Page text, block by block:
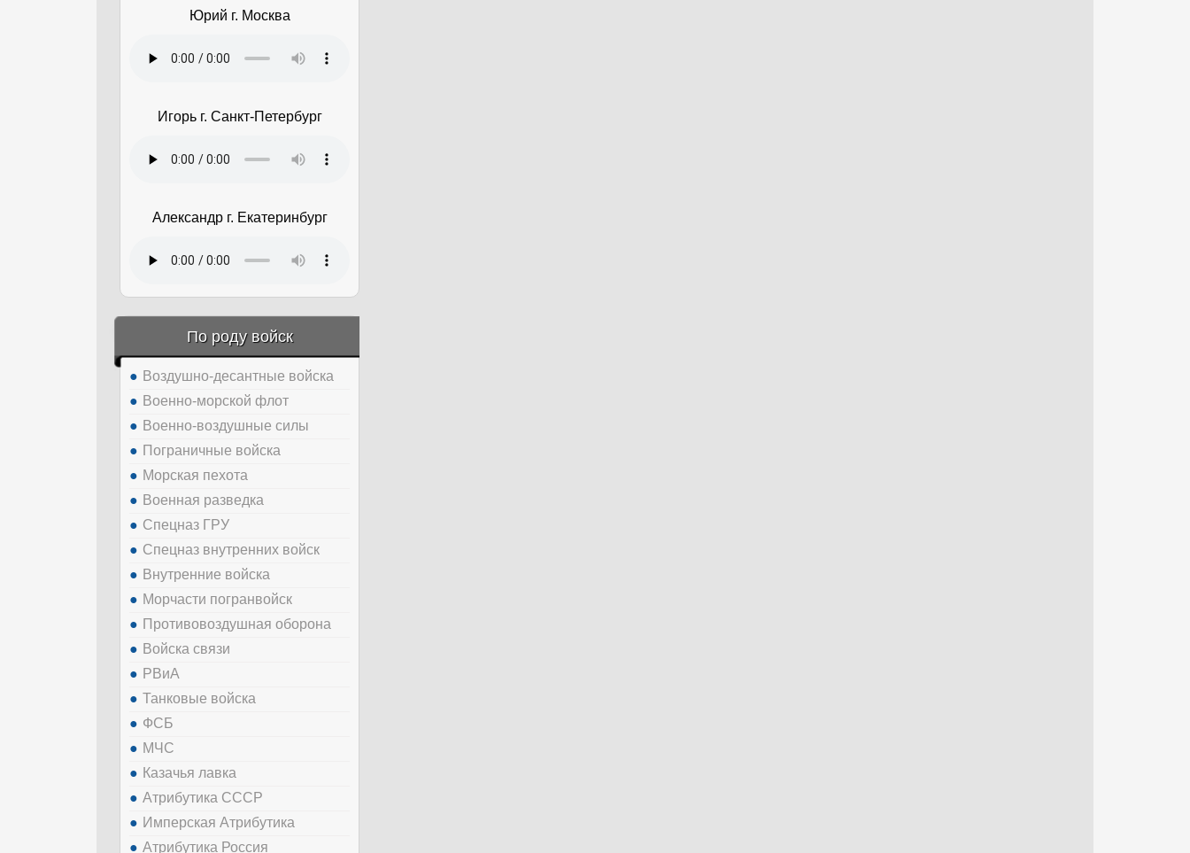
Юрий г. Москва
Игорь г. Санкт-Петербург
Александр г. Екатеринбург
По роду войск
Воздушно-десантные войска
Военно-морской флот
Военно-воздушные силы
Пограничные войска
Морская пехота
Военная разведка
Спецназ ГРУ
Спецназ внутренних войск
Внутренние войска
Морчасти погранвойск
Противовоздушная оборона
Войска связи
РВиА
Танковые войска
ФСБ
МЧС
Казачья лавка
Атрибутика СССР
Имперская Атрибутика
Атрибутика Россия